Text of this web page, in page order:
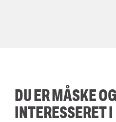
DU ER MÅSKE
INTERESSERET I